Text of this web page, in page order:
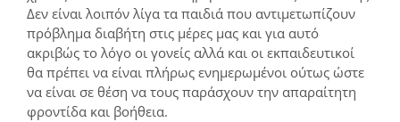
Δεν είναι λοιπόν λίγα τα παιδιά που αντιμετωπίζουν
πρόβλημα διαβήτη στις μέρες μας και για αυτό
ακριβώς το λόγο οι γονείς αλλά και οι εκπαιδευτικοί
θα πρέπει να είναι πλήρως ενημερωμένοι ούτως ώστε
να είναι σε θέση να τους παράσχουν την απαραίτητη
φροντίδα και βοήθεια.